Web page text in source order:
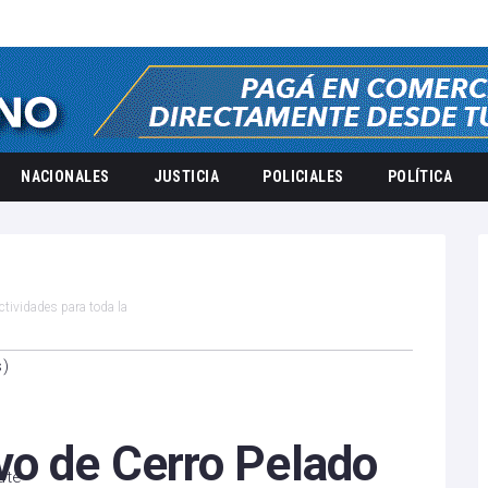
NACIONALES JUSTICIA POLICIALES POLÍTICA
para toda la
)
de Cerro Pelado